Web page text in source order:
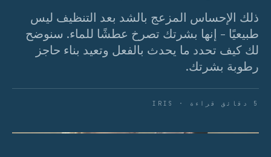
ذلك الإحساس المزعج بالشد بعد التنظيف ليس
طبيعيًا - إنها بشرتك تصرخ عطشًا للماء. سنوضح
لك كيف تحدد ما يحدث بالفعل وتعيد بناء حاجز
رطوبة بشرتك.
5 دقائق قراءة · IRIS